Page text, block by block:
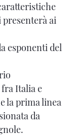
ai
esponenti del
Italia e
la prima linea
da